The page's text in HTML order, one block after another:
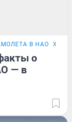
В НАО
о
— в